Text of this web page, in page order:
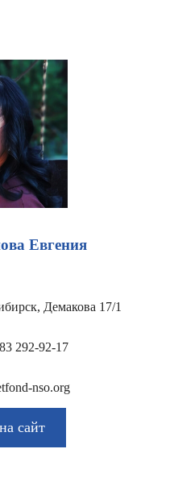
Евгения
Демакова 17/1
292-92-17
nso.org
сайт